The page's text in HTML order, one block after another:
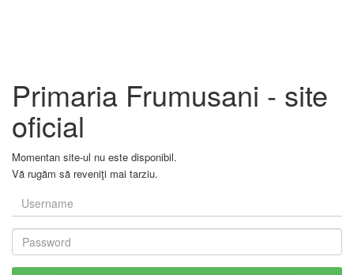
Primaria Frumusani - site
oficial
Momentan site-ul nu este disponibil.
Vă rugăm să reveniţi mai tarziu.